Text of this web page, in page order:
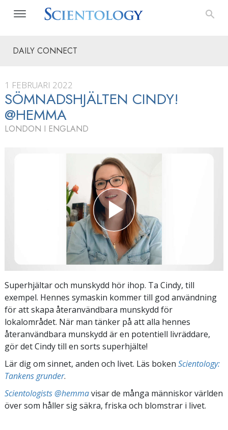
DAILY CONNECT
1 FEBRUARI 2022
SÖMNADSHJÄLTEN CINDY!
@HEMMA
LONDON I ENGLAND
Superhjältar och munskydd hör ihop. Ta Cindy, till
exempel. Hennes symaskin kommer till god användning
för att skapa återanvändbara munskydd för
lokalområdet. När man tänker på att alla hennes
återanvändbara munskydd är en potentiell livräddare,
gör det Cindy till en sorts superhjälte!
Lär dig om sinnet, anden och livet. Läs boken Scientology:
Tankens grunder.
Scientologists @hemmavisar de många människor världen
över som håller sig säkra, friska och blomstrar i livet.